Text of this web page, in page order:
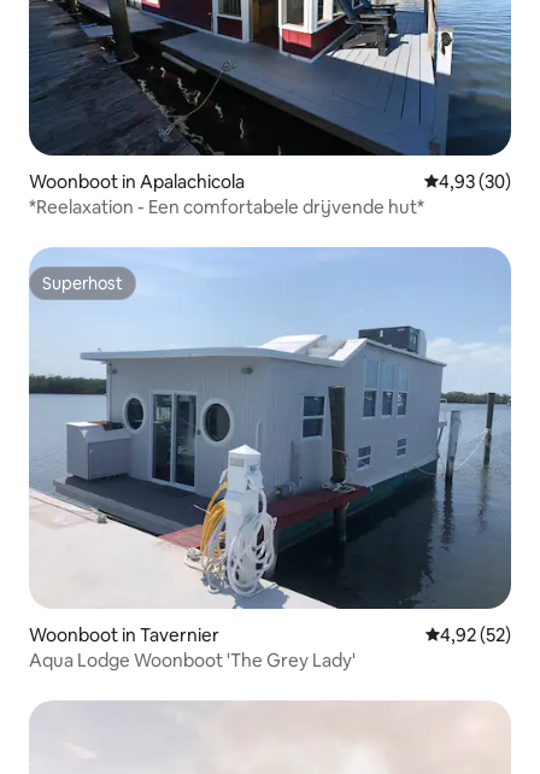
Woonboot in Apalachicola Gemiddelde
4,93 (30)
*Reelaxation - Een comfortabele drijvende hut*
Superhost
Superhost
Woonboot in Tavernier Gemiddelde
4,92 (52)
Aqua Lodge Woonboot 'The Grey Lady'